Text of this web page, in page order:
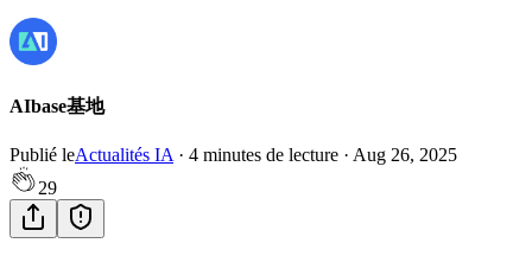
AIbase基地
Publié leActualités IA · 4 minutes de lecture · Aug 26, 2025
29